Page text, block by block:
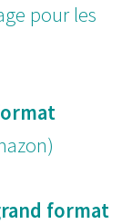
pour les
format